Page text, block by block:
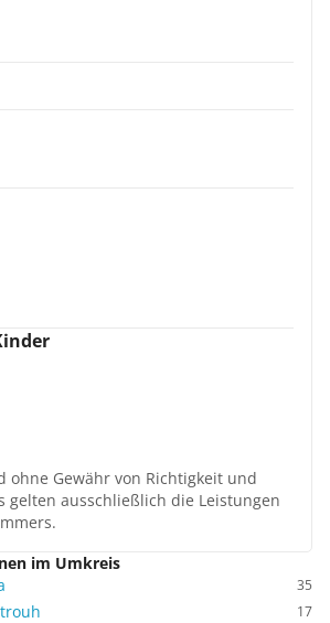
ohne Gewähr von Richtigkeit und
gelten ausschließlich die Leistungen
im Umkreis
35
17